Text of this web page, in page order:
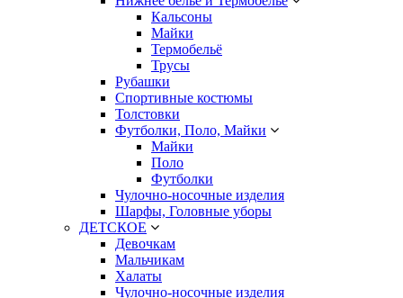
Кальсоны
Майки
Термобельё
Трусы
Рубашки
Спортивные костюмы
Толстовки
Футболки, Поло, Майки
Майки
Поло
Футболки
Чулочно-носочные изделия
Шарфы, Головные уборы
ДЕТСКОЕ
Девочкам
Мальчикам
Халаты
Чулочно-носочные изделия